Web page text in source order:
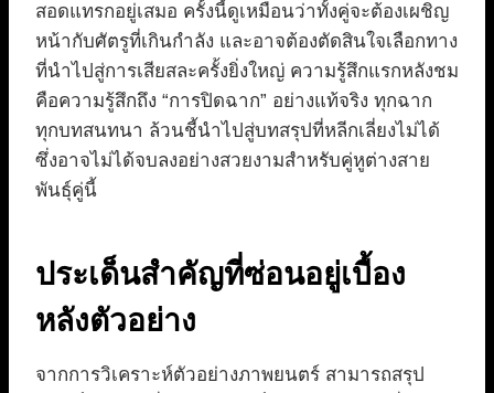
สอดแทรกอยู่เสมอ ครั้งนี้ดูเหมือนว่าทั้งคู่จะต้องเผชิญ
หน้ากับศัตรูที่เกินกำลัง และอาจต้องตัดสินใจเลือกทาง
ที่นำไปสู่การเสียสละครั้งยิ่งใหญ่ ความรู้สึกแรกหลังชม
คือความรู้สึกถึง “การปิดฉาก” อย่างแท้จริง ทุกฉาก
ทุกบทสนทนา ล้วนชี้นำไปสู่บทสรุปที่หลีกเลี่ยงไม่ได้
ซึ่งอาจไม่ได้จบลงอย่างสวยงามสำหรับคู่หูต่างสาย
พันธุ์คู่นี้
ประเด็นสำคัญที่ซ่อนอยู่เบื้อง
หลังตัวอย่าง
จากการวิเคราะห์ตัวอย่างภาพยนตร์ สามารถสรุป